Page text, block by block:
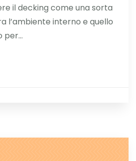
il decking come una sorta
l’ambiente interno e quello
per...